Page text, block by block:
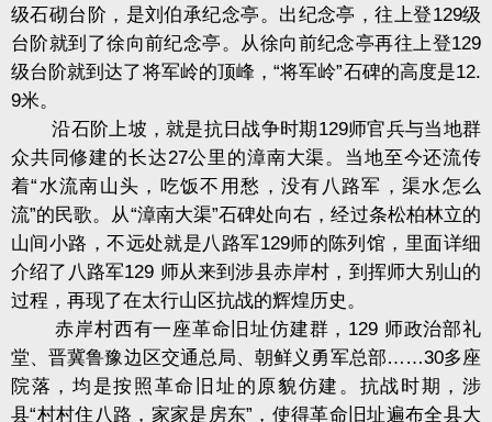
级石砌台阶，是刘伯承纪念亭。出纪念亭，往上登129级
台阶就到了徐向前纪念亭。从徐向前纪念亭再往上登129
级台阶就到达了将军岭的顶峰，“将军岭”石碑的高度是12.
9米。
沿石阶上坡，就是抗日战争时期129师官兵与当地群
众共同修建的长达27公里的漳南大渠。当地至今还流传
着“水流南山头，吃饭不用愁，没有八路军，渠水怎么
流”的民歌。从“漳南大渠”石碑处向右，经过条松柏林立的
山间小路，不远处就是八路军129师的陈列馆，里面详细
介绍了八路军129 师从来到涉县赤岸村，到挥师大别山的
过程，再现了在太行山区抗战的辉煌历史。
赤岸村西有一座革命旧址仿建群，129 师政治部礼
堂、晋冀鲁豫边区交通总局、朝鲜义勇军总部……30多座
院落，均是按照革命旧址的原貌仿建。抗战时期，涉
县“村村住八路，家家是房东”，使得革命旧址遍布全县大